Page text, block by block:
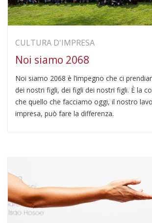
CULTURA D'IMPRESA
Noi siamo 2068
Noi siamo 2068 è l’impegno che ci
dei nostri figli, dei figli dei nostri figli. È la
che quello che facciamo oggi, il nostro
impresa, può fare la differenza.